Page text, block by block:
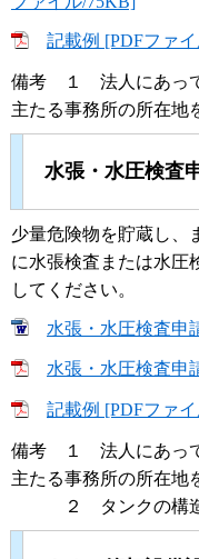
記載例 [PDFファ
備考 １ 法人にあって
主たる事務所の所在地
水張・水圧検査
少量危険物を貯蔵し、
に水張検査または水圧
してください。
水張・水圧検査申
水張・水圧検査申
記載例 [PDFファ
備考 １ 法人にあって
主たる事務所の所在地
２ タンクの構造明